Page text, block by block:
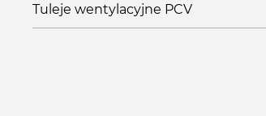
Tuleje wentylacyjne PCV